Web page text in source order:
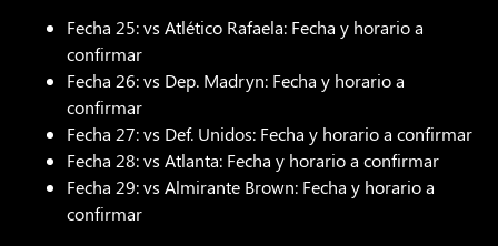
Fecha 25: vs Atlético Rafaela: Fecha y horario a
confirmar
Fecha 26: vs Dep. Madryn: Fecha y horario a
confirmar
Fecha 27: vs Def. Unidos: Fecha y horario a confirmar
Fecha 28: vs Atlanta: Fecha y horario a confirmar
Fecha 29: vs Almirante Brown: Fecha y horario a
confirmar